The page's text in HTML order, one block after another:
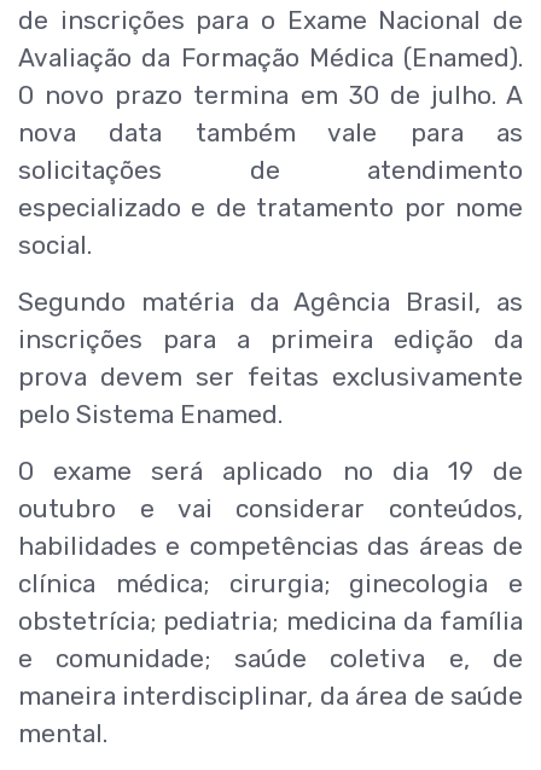
de inscrições para o Exame Nacional de
Avaliação da Formação Médica (Enamed).
O novo prazo termina em 30 de julho. A
nova data também vale para as
solicitações de atendimento
especializado e de tratamento por nome
social.
Segundo matéria da Agência Brasil, as
inscrições para a primeira edição da
prova devem ser feitas exclusivamente
pelo Sistema Enamed.
O exame será aplicado no dia 19 de
outubro e vai considerar conteúdos,
habilidades e competências das áreas de
clínica médica; cirurgia; ginecologia e
obstetrícia; pediatria; medicina da família
e comunidade; saúde coletiva e, de
maneira interdisciplinar, da área de saúde
mental.